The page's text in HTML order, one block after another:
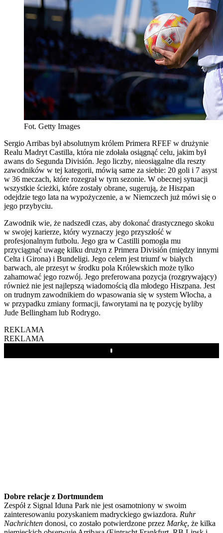
Fot. Getty Images
Sergio Arribas był absolutnym królem Primera RFEF w drużynie
Realu Madryt Castilla, która nie zdołała osiągnąć celu, jakim był
awans do Segunda División. Jego liczby, nieosiągalne dla reszty
zawodników w tej kategorii, mówią same za siebie: 20 goli i 7 asyst
w 36 meczach, które rozegrał w tym sezonie. W obecnej sytuacji
wszystkie ścieżki, które zostały obrane, sugerują, że Hiszpan
odejdzie tego lata na wypożyczenie, a w Niemczech już mówi się o
jego przybyciu.
Zawodnik wie, że nadszedł czas, aby dokonać drastycznego skoku
w swojej karierze, który wyznaczy jego przyszłość w
profesjonalnym futbolu. Jego gra w Castilli pomogła mu
przyciągnąć uwagę kilku drużyn z Primera División (między innymi
Celta i Girona) i Bundeligi. Jego celem jest triumf w białych
barwach, ale przesyt w środku pola Królewskich może tylko
zahamować jego rozwój. Jego preferowana pozycja (rozgrywający)
również nie jest najlepszą wiadomością dla młodego Hiszpana. Jest
on trudnym zawodnikiem do wpasowania się w system Włocha, a
w przypadku zmiany formacji, faworytami na tę pozycję byliby
Jude Bellingham lub Rodrygo.
REKLAMA
REKLAMA
Play
Dobre relacje z Dortmundem
Zespół z Signal Iduna Park nie jest osamotniony w swoim
zainteresowaniu pozyskaniem madryckiego gwiazdora. Ruhr
Nachrichten donosi, co zostało potwierdzone przez Markę, że kilka